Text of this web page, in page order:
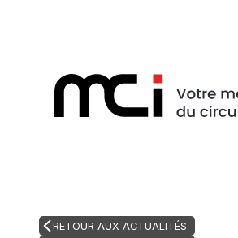
RETOUR AUX ACTUALITÉS